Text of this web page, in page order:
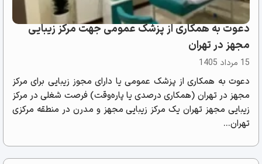
دعوت به همکاری از پزشک عمومی جهت مرکز زیبایی
مجهز در تهران
15 مرداد 1405
دعوت به همکاری از پزشک عمومی یا دارای مجوز زیبایی برای مرکز
مجهز در تهران (همکاری درصدی یا پاره‌وقت) فرصت شغلی در مرکز
زیبایی مجهز تهران یک مرکز زیبایی مجهز و مدرن در منطقه مرکزی
تهران...